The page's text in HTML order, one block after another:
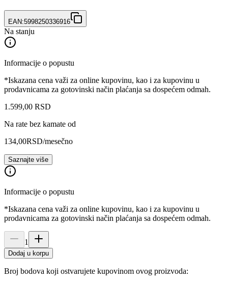
EAN:5998250336916
Na stanju
Informacije o popustu
*Iskazana cena važi za online kupovinu, kao i za kupovinu u
prodavnicama za gotovinski način plaćanja sa dospećem odmah.
1.599,00 RSD
Na rate bez kamate od
134,00RSD/mesečno
Saznajte više
Informacije o popustu
*Iskazana cena važi za online kupovinu, kao i za kupovinu u
prodavnicama za gotovinski način plaćanja sa dospećem odmah.
1
Dodaj u korpu
Broj bodova koji ostvarujete kupovinom ovog proizvoda: